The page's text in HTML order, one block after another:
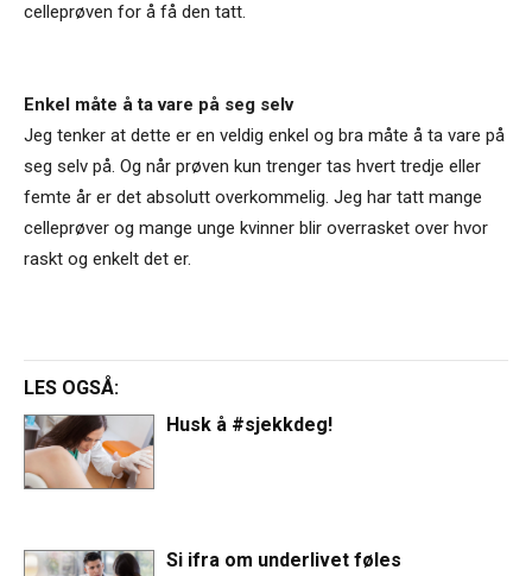
celleprøven for å få den tatt.
Enkel måte å ta vare på seg selv
Jeg tenker at dette er en veldig enkel og bra måte å ta vare på
seg selv på. Og når prøven kun trenger tas hvert tredje eller
femte år er det absolutt overkommelig. Jeg har tatt mange
celleprøver og mange unge kvinner blir overrasket over hvor
raskt og enkelt det er.
LES OGSÅ:
Husk å #sjekkdeg!
Si ifra om underlivet føles